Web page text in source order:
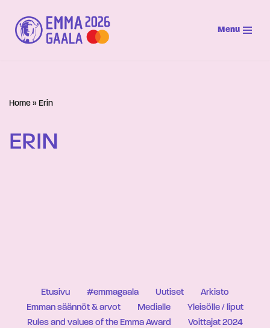
Siirry
suoraan
Menu
Home » Erin
ERIN
Etusivu #emmagaala Uutiset
Arkisto
Emman säännöt & arvot
Medialle
Yleisölle / liput
Rules and values of the Emma Award
Voittajat 2024